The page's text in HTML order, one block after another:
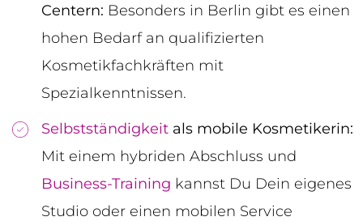
Centern: Besonders in Berlin gibt es einen
hohen Bedarf an qualifizierten
Kosmetikfachkräften mit
Spezialkenntnissen.
Selbstständigkeit als mobile Kosmetikerin:
Mit einem hybriden Abschluss und
Business-Training kannst Du Dein eigenes
Studio oder einen mobilen Service